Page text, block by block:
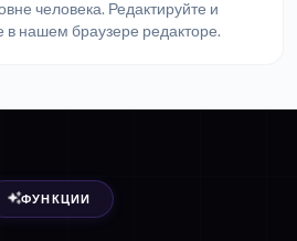
человека. Редактируйте и
в нашем браузере редакторе.
ФУНКЦИИ